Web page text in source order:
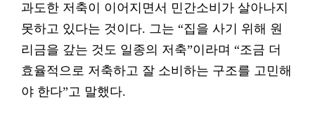
과도한 저축이 이어지면서 민간소비가 살아나지
못하고 있다는 것이다. 그는 “집을 사기 위해 원
리금을 갚는 것도 일종의 저축”이라며 “조금 더
효율적으로 저축하고 잘 소비하는 구조를 고민해
야 한다”고 말했다.